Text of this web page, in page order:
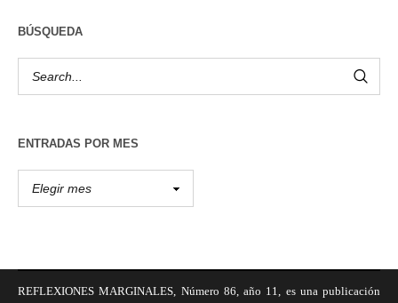
BÚSQUEDA
ENTRADAS POR MES
REFLEXIONES MARGINALES, Número 86, año 11, es una publicación